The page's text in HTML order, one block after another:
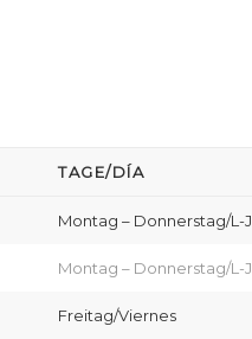
TAGE/DÍA
Montag – Donnerstag/L-J
Montag – Donnerstag/L-J
Freitag/Viernes